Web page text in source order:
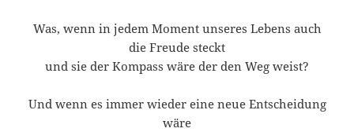
Was, wenn in jedem Moment unseres Lebens auch
die Freude steckt
und sie der Kompass wäre der den Weg weist?
Und wenn es immer wieder eine neue Entscheidung
wäre